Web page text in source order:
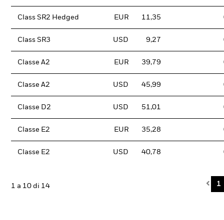
Class SR2 Hedged EUR 11,35
Class SR3 USD 9,27
Classe A2 EUR 39,79
Classe A2 USD 45,99
Classe D2 USD 51,01
Classe E2 EUR 35,28
Classe E2 USD 40,78
1 a 10 di 14 1